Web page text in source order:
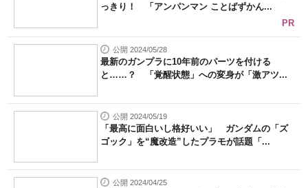
っきり！ 「アンパンマン ことばずかん...
PR
公開 2024/05/28
最新のガンプラに10年前のパーツを付ける
と……？ 「覚醒状態」への変身が「激アツ...
公開 2024/05/19
「最高に面白いし格好いい」 ガンダムの「ズ
ゴック」を“魔改造”したプラモが話題「...
公開 2024/04/25